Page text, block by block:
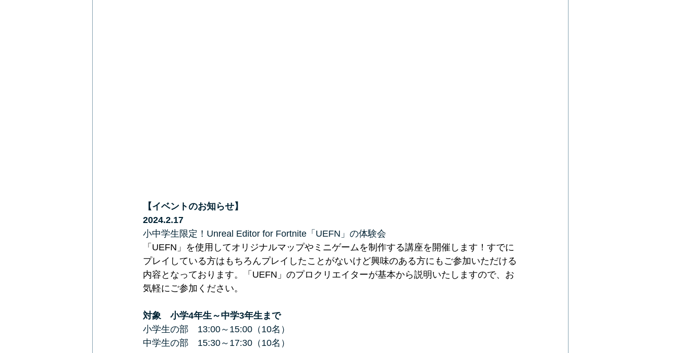
【イベントのお知らせ】
2024.2.17
小中学生限定！Unreal Editor for Fortnite「UEFN」の体験会
「UEFN」を使用してオリジナルマップやミニゲームを制作する講座を開催します！すでに
プレイしている方はもちろんプレイしたことがないけど興味のある方にもご参加いただける
内容となっております。「UEFN」のプロクリエイターが基本から説明いたしますので、お
気軽にご参加ください。
対象　小学4年生～中学3年生まで
小学生の部　13:00～15:00（10名）
中学生の部　15:30～17:30（10名）